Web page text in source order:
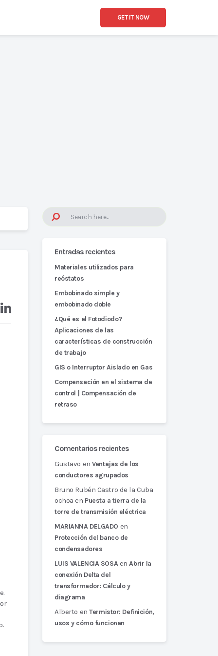
GET IT NOW
Entradas recientes
Materiales utilizados para
reóstatos
Embobinado simple y
embobinado doble
¿Qué es el Fotodiodo?
Aplicaciones de las
características de construcción
de trabajo
GIS o Interruptor Aislado en Gas
Compensación en el sistema de
control | Compensación de
retraso
Comentarios recientes
Gustavo enVentajas de los
conductores agrupados
Bruno Rubén Castro de la Cuba
ochoa en Puesta a tierra de la
torre de transmisión eléctrica
MARIANNA DELGADO en
Protección del banco de
condensadores
LUIS VALENCIA SOSAenAbrir la
conexión Delta del
transformador: Cálculo y
diagrama
Alberto enTermistor: Definición,
usos y cómo funcionan